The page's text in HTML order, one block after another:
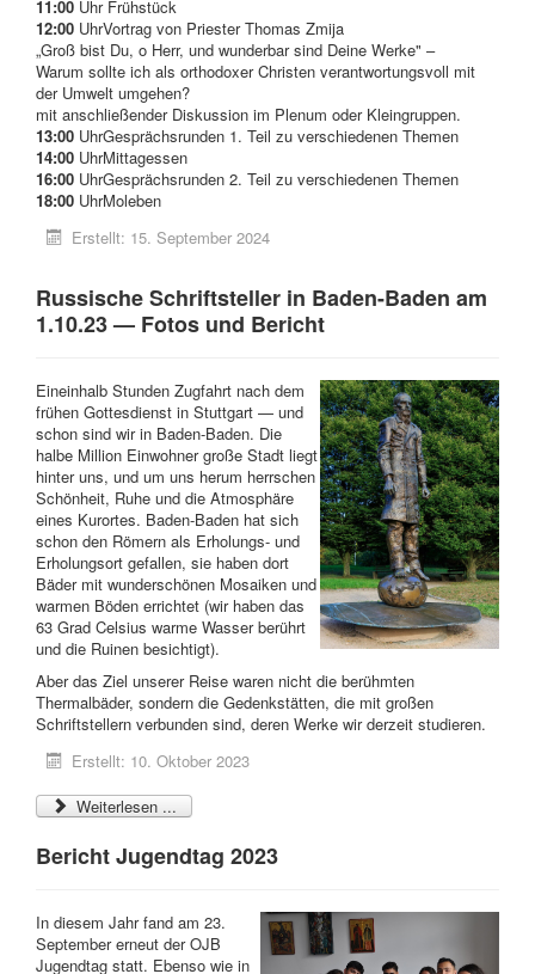
11:00 Uhr Frühstück
12:00 UhrVortrag von Priester Thomas Zmija
„Groß bist Du, o Herr, und wunderbar sind Deine Werke" –
Warum sollte ich als orthodoxer Christen verantwortungsvoll mit
der Umwelt umgehen?
mit anschließender Diskussion im Plenum oder Kleingruppen.
13:00 UhrGesprächsrunden 1. Teil zu verschiedenen Themen
14:00 UhrMittagessen
16:00 UhrGesprächsrunden 2. Teil zu verschiedenen Themen
18:00 UhrMoleben
Erstellt: 15. September 2024
Russische Schriftsteller in Baden-Baden am
1.10.23 — Fotos und Bericht
Eineinhalb Stunden Zugfahrt nach dem
frühen Gottesdienst in Stuttgart — und
schon sind wir in Baden-Baden. Die
halbe Million Einwohner große Stadt liegt
hinter uns, und um uns herum herrschen
Schönheit, Ruhe und die Atmosphäre
eines Kurortes. Baden-Baden hat sich
schon den Römern als Erholungs- und
Erholungsort gefallen, sie haben dort
Bäder mit wunderschönen Mosaiken und
warmen Böden errichtet (wir haben das
63 Grad Celsius warme Wasser berührt
und die Ruinen besichtigt).
Aber das Ziel unserer Reise waren nicht die berühmten
Thermalbäder, sondern die Gedenkstätten, die mit großen
Schriftstellern verbunden sind, deren Werke wir derzeit studieren.
Erstellt: 10. Oktober 2023
Weiterlesen ...
Bericht Jugendtag 2023
In diesem Jahr fand am 23.
September erneut der OJB
Jugendtag statt. Ebenso wie in